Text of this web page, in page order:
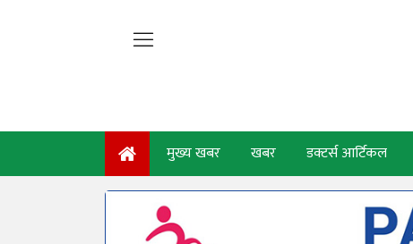
मुख्य खबर खबर डक्टर्स आर्टिकल